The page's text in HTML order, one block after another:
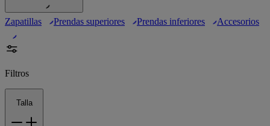
Zapatillas Prendas superiores Prendas inferiores Accesorios
Filtros
Talla